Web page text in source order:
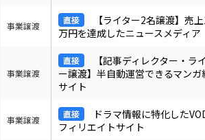
事業譲渡
【ライター2名譲渡】売
万円を達成したニュースメディア
事業譲渡
【記事ディレクター・ラ
ー譲渡】半自動運営できるマンガ
サイト
事業譲渡
ドラマ情報に特化した
フィリエイトサイト